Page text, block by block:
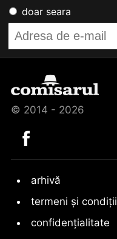
doar seara
© 2014 - 2026
arhivă
termeni și condiții
confidențialitate